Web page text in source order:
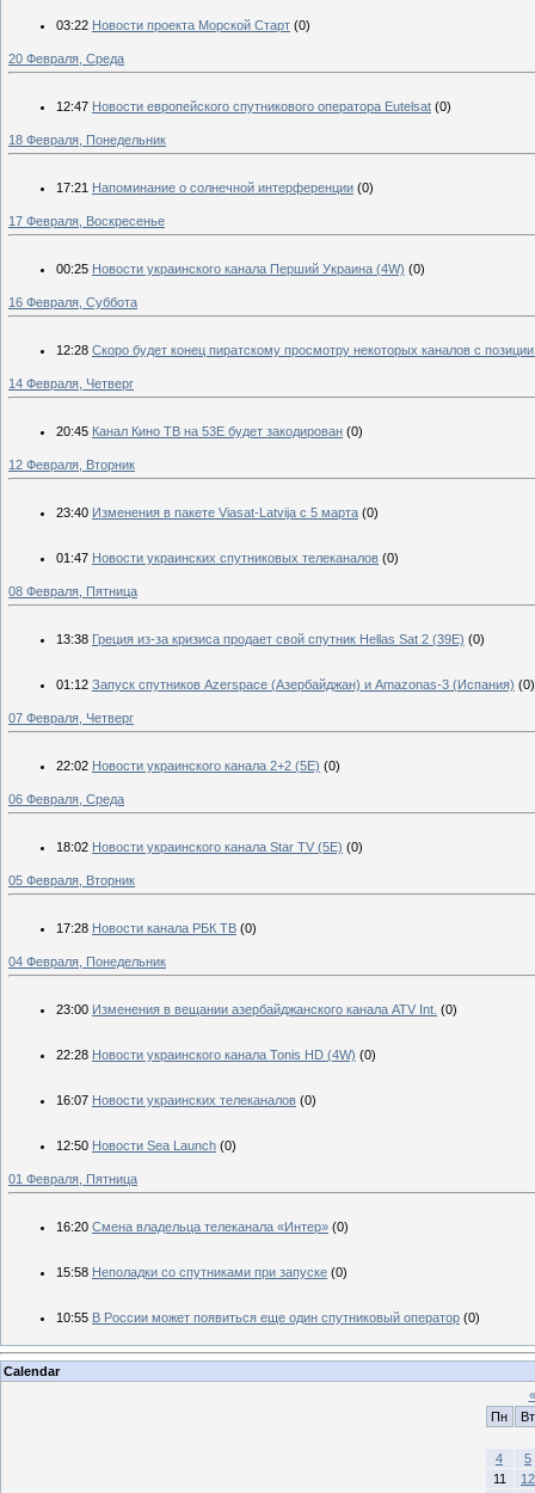
03:22 Новости проекта Морской Старт (0)
20 Февраля, Среда
12:47 Новости европейского спутникового оператора Eutelsat (0)
18 Февраля, Понедельник
17:21 Напоминание о солнечной интерференции (0)
17 Февраля, Воскресенье
00:25 Новости украинского канала Перший Украина (4W) (0)
16 Февраля, Суббота
12:28 Скоро будет конец пиратскому просмотру некоторых каналов с
14 Февраля, Четверг
20:45 Канал Кино ТВ на 53Е будет закодирован (0)
12 Февраля, Вторник
23:40 Изменения в пакете Viasat-Latvija с 5 марта (0)
01:47 Новости украинских спутниковых телеканалов (0)
08 Февраля, Пятница
13:38 Греция из-за кризиса продает свой спутник Hellas Sat 2 (39Е) (0)
01:12 Запуск спутников Azerspace (Азербайджан) и Amazonas-3 (Испания) (0)
07 Февраля, Четверг
22:02 Новости украинского канала 2+2 (5Е) (0)
06 Февраля, Среда
18:02 Новости украинского канала Star TV (5Е) (0)
05 Февраля, Вторник
17:28 Новости канала РБК ТВ (0)
04 Февраля, Понедельник
23:00 Изменения в вещании азербайджанского канала ATV Int. (0)
22:28 Новости украинского канала Tonis HD (4W) (0)
16:07 Новости украинских телеканалов (0)
12:50 Новости Sea Launch (0)
01 Февраля, Пятница
16:20 Смена владельца телеканала «Интер» (0)
15:58 Неполадки со спутниками при запуске (0)
10:55 В России может появиться еще один спутниковый оператор (0)
Calendar
«
Пн
Вт
4
5
11
12